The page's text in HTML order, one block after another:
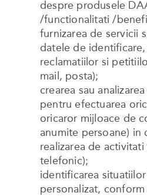
despre produsele
/functionalitati /
furnizarea de servicii
datele de
reclamatiilor si
mail, posta);
crearea sau
pentru efectuarea
oricaror mijloace de
anumite persoane) in
realizarea de
telefonic);
identificarea
personalizat,